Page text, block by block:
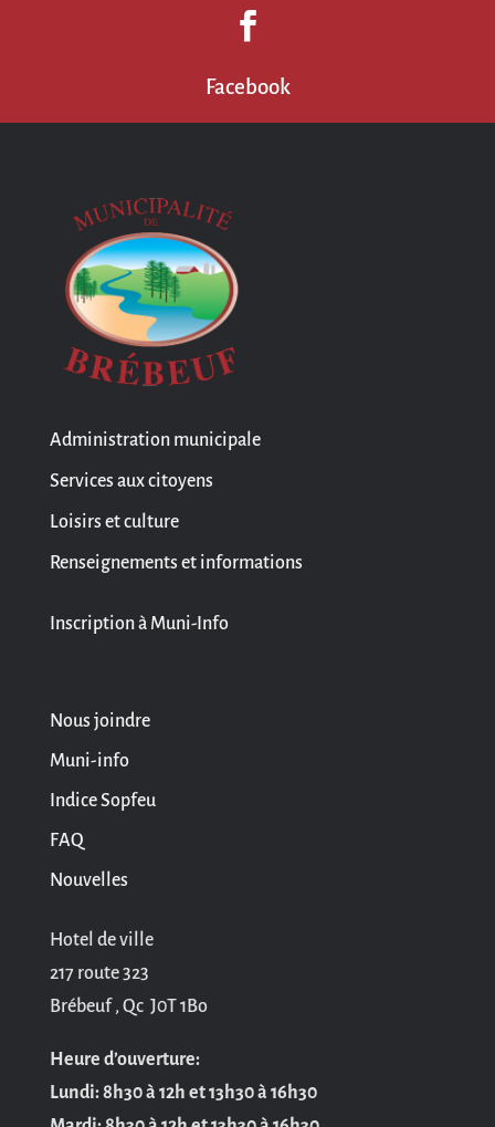

Facebook
Administration municipale
Services aux citoyens
Loisirs et culture
Renseignements et informations
Inscription à Muni-Info
Nous joindre
Muni-info
Indice Sopfeu
FAQ
Nouvelles
Hotel de ville
217 route 323
Brébeuf , Qc J0T 1Bo
Heure d’ouverture:
Lundi: 8h30 à 12h et 13h30 à 16h30